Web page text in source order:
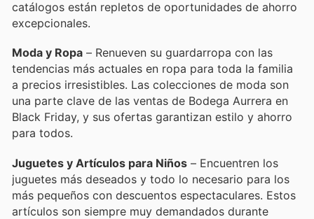
catálogos están repletos de oportunidades de ahorro
excepcionales.
Moda y Ropa – Renueven su guardarropa con las
tendencias más actuales en ropa para toda la familia
a precios irresistibles. Las colecciones de moda son
una parte clave de las ventas de Bodega Aurrera en
Black Friday, y sus ofertas garantizan estilo y ahorro
para todos.
Juguetes y Artículos para Niños – Encuentren los
juguetes más deseados y todo lo necesario para los
más pequeños con descuentos espectaculares. Estos
artículos son siempre muy demandados durante